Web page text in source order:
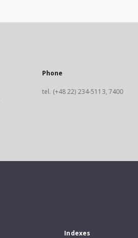
Phone
tel. (+48 22) 234-5113, 7400
Indexes